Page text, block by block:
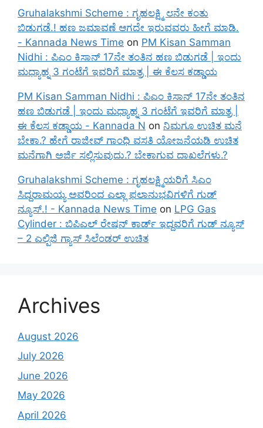
Gruhalakshmi Scheme : ಗೃಹಲಕ್ಷ್ಮಿ ೮ನೇ ಕಂತು
ಬಿಡುಗಡೆ.! ಹಣ ಜಮಾವಣೆ ಆಗದೇ ಇರುವವರು ಹೀಗೆ ಮಾಡಿ.
- Kannada News Time on PM Kisan Samman
Nidhi : ಪಿಎಂ ಕಿಸಾನ್ 17ನೇ ತಂತಿನ ಹಣ ಬಿಡುಗಡೆ | ಇಂದು
ಮಧ್ಯಾಹ್ನ 3 ಗಂಟೆಗೆ ಇವರಿಗೆ ಮಾತ್ರ | ಈ ಕೆಲಸ ಕಡ್ಡಾಯ
PM Kisan Samman Nidhi : ಪಿಎಂ ಕಿಸಾನ್ 17ನೇ ತಂತಿನ
ಹಣ ಬಿಡುಗಡೆ | ಇಂದು ಮಧ್ಯಾಹ್ನ 3 ಗಂಟೆಗೆ ಇವರಿಗೆ ಮಾತ್ರ |
ಈ ಕೆಲಸ ಕಡ್ಡಾಯ - Kannada N on ನಿಮಗೂ ಉಚಿತ ಮನೆ
ಬೇಕಾ.? ಹೇಗೆ ರಾಜೀವ್ ಗಾಂಧಿ ವಸತಿ ಯೋಜನೆಯಡಿ ಉಚಿತ
ಮನೆಗಾಗಿ ಅರ್ಜಿ ಸಲ್ಲಿಸುವುದು.? ಬೇಕಾಗುವ ದಾಖಲೆಗಳು.?
Gruhalakshmi Scheme : ಗೃಹಲಕ್ಷ್ಮಿಯರಿಗೆ ಸಿಎಂ
ಸಿದ್ದರಾಮಯ್ಯ ಅವರಿಂದ ಎಲ್ಲಾ ಫಲಾನುಭವಿಗಳಿಗೆ ಗುಡ್
ನ್ಯೂಸ್.! - Kannada News Time on LPG Gas
Cylinder : ಬಿಪಿಎಲ್ ರೇಷನ್ ಕಾರ್ಡ್ ಇದ್ದವರಿಗೆ ಗುಡ್ ನ್ಯೂಸ್
– 2 ಎಲ್ಪಿಜಿ ಗ್ಯಾಸ್ ಸಿಲೆಂಡರ್ ಉಚಿತ
Archives
August 2026
July 2026
June 2026
May 2026
April 2026